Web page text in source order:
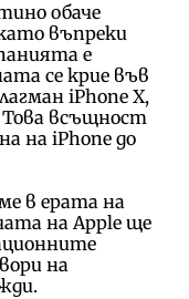
обаче
въпреки
е
се крие във
iPhone X,
Това всъщност
на iPhone до
в ерата на
на Apple ще
на